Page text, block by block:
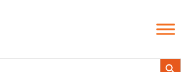
Search